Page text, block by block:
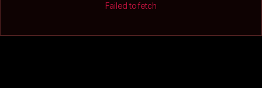
Failed to fetch